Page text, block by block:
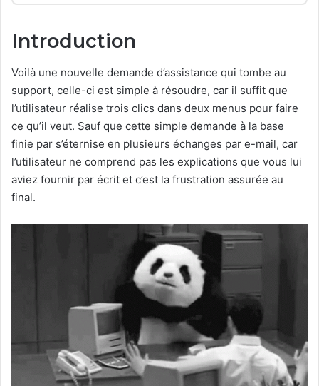
Introduction
Voilà une nouvelle demande d’assistance qui tombe au
support, celle-ci est simple à résoudre, car il suffit que
l’utilisateur réalise trois clics dans deux menus pour faire
ce qu’il veut. Sauf que cette simple demande à la base
finie par s’éternise en plusieurs échanges par e-mail, car
l’utilisateur ne comprend pas les explications que vous lui
aviez fournir par écrit et c’est la frustration assurée au
final.